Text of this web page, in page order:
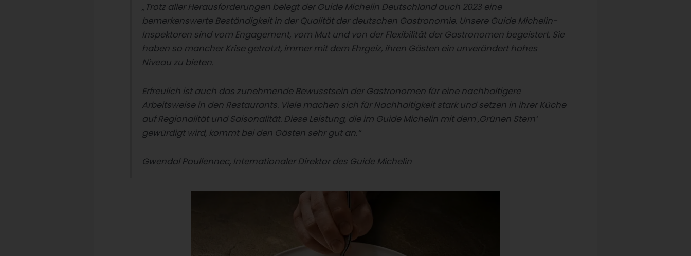
„Trotz aller Herausforderungen belegt der Guide Michelin Deutschland auch 2023 eine
bemerkenswerte Beständigkeit in der Qualität der deutschen Gastronomie. Unsere Guide Michelin-
Inspektoren sind vom Engagement, vom Mut und von der Flexibilität der Gastronomen begeistert. Sie
haben so mancher Krise getrotzt, immer mit dem Ehrgeiz, ihren Gästen ein unverändert hohes
Niveau zu bieten.
Erfreulich ist auch das zunehmende Bewusstsein der Gastronomen für eine nachhaltigere
Arbeitsweise in den Restaurants. Viele machen sich für Nachhaltigkeit stark und setzen in ihrer Küche
auf Regionalität und Saisonalität. Diese Leistung, die im Guide Michelin mit dem ‚Grünen Stern‘
gewürdigt wird, kommt bei den Gästen sehr gut an.“
Gwendal Poullennec, Internationaler Direktor des Guide Michelin